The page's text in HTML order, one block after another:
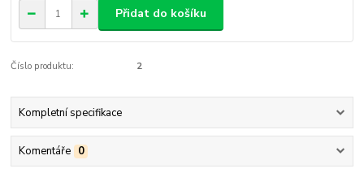
Přidat do košíku
Číslo produktu: 2
Kompletní specifikace
Komentáře 0